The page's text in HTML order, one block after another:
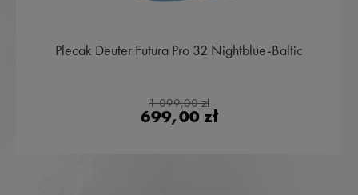
Plecak Deuter Futura Pro 32 Nightblue-Baltic
1 099,00 zł
699,00 zł